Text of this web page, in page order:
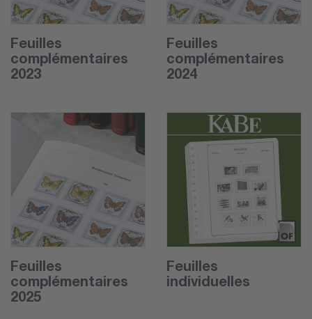
Feuilles
complémentaires
2023
Feuilles
complémentaires
2024
Feuilles
complémentaires
2025
Feuilles
individuelles